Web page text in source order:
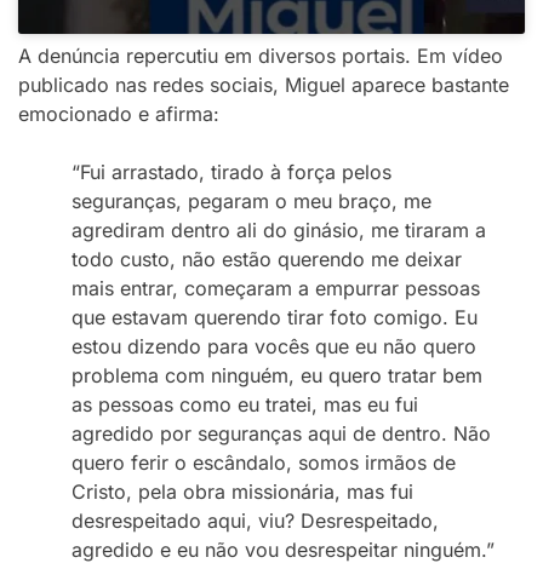
A denúncia repercutiu em diversos portais. Em vídeo
publicado nas redes sociais, Miguel aparece bastante
emocionado e afirma:
“Fui arrastado, tirado à força pelos
seguranças, pegaram o meu braço, me
agrediram dentro ali do ginásio, me tiraram a
todo custo, não estão querendo me deixar
mais entrar, começaram a empurrar pessoas
que estavam querendo tirar foto comigo. Eu
estou dizendo para vocês que eu não quero
problema com ninguém, eu quero tratar bem
as pessoas como eu tratei, mas eu fui
agredido por seguranças aqui de dentro. Não
quero ferir o escândalo, somos irmãos de
Cristo, pela obra missionária, mas fui
desrespeitado aqui, viu? Desrespeitado,
agredido e eu não vou desrespeitar ninguém.”